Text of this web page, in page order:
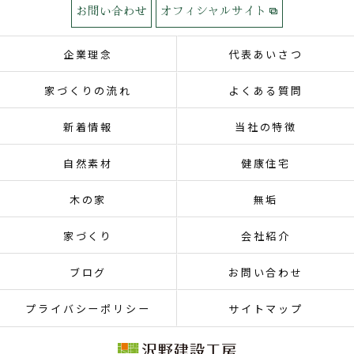
お問い合わせ オフィシャルサイト
企業理念 代表あいさつ
家づくりの流れ よくある質問
新着情報 当社の特徴
自然素材 健康住宅
木の家 無垢
家づくり 会社紹介
ブログ お問い合わせ
プライバシーポリシー サイトマップ